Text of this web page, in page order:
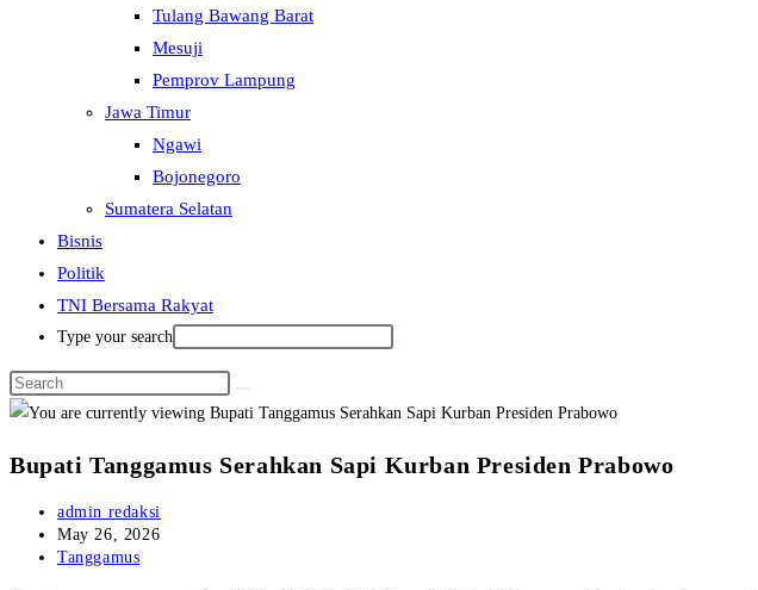
Tulang Bawang Barat
Mesuji
Pemprov Lampung
Jawa Timur
Ngawi
Bojonegoro
Sumatera Selatan
Bisnis
Politik
TNI Bersama Rakyat
Type your search
Bupati Tanggamus Serahkan Sapi Kurban Presiden Prabowo
Post
author:
admin redaksi
Post
published:
May 26, 2026
Post
Tanggamus